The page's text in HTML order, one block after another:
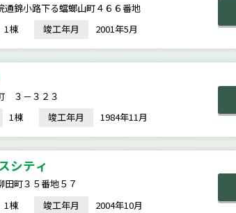
通錦小路下る蟷螂山町４６６番地
1棟 竣工年月 2001年5月
３－３２３
1棟 竣工年月 1984年11月
シティ
田町３５番地５７
1棟 竣工年月 2004年10月